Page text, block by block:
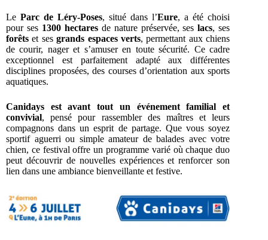
LeParc de Léry-Poses, situé dans l’Eure, a été choisi
pour ses 1300 hectaresde nature préservée, seslacs, ses
forêts et sesgrands espaces verts, permettant aux chiens
de courir, nager et s’amuser en toute sécurité. Ce cadre
exceptionnel est parfaitement adapté aux différentes
disciplines proposées, des courses d’orientation aux sports
aquatiques.
Canidays est avant tout un événement familial et
convivial, pensé pour rassembler des maîtres et leurs
compagnons dans un esprit de partage. Que vous soyez
sportif aguerri ou simple amateur de balades avec votre
chien, ce festival offre un programme varié où chaque duo
peut découvrir de nouvelles expériences et renforcer son
lien dans une ambiance bienveillante et festive.